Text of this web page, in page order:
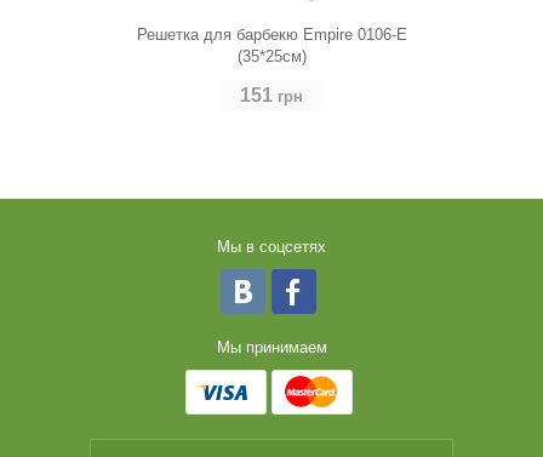
Решетка для барбекю Empire 0106-E
(35*25см)
151 грн
Мы в соцсетях
Мы принимаем